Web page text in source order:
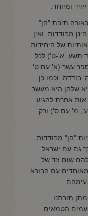
ומיוחד.
תיבת "הן"
מבודדות, ואין
של היחידות
תשע: א'-ט') לכל
עשר (א' עם ט',
וכמו כן
שלהן היא מעשר
אחרת להגיע
מ' עם ס') ורק
"הן" מבודדות
גם עם ישראל
שום צד של
עם הבורא
עימהם.
תורתנו
הטמאים,